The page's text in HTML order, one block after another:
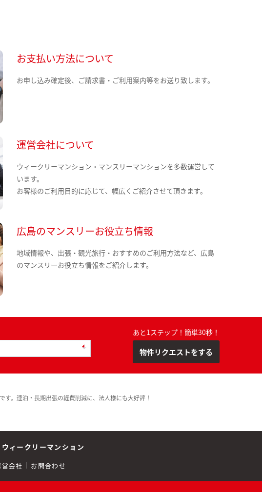
お支払い方法について
お申し込み確定後、ご請求書・ご利用案内等をお送り致します。
運営会社について
ウィークリーマンション・マンスリーマンションを多数運営して
います。
お客様のご利用目的に応じて、幅広くご紹介させて頂きます。
広島のマンスリーお役立ち情報
地域情報や、出張・観光旅行・おすすめのご利用方法など、広島
のマンスリーお役立ち情報をご紹介します。
あと1ステップ！簡単30秒！
物件リクエストをする
。連泊・長期出張の経費削減に、法人様にも大好評！
ィークリーマンション
会社 お問合わせ